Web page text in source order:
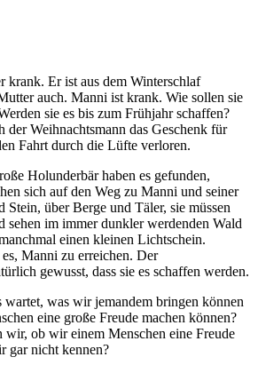
krank. Er ist aus dem Winterschlaf
auch. Manni ist krank. Wie sollen sie
sie es bis zum Frühjahr schaffen?
der Weihnachtsmann das Geschenk für
Fahrt durch die Lüfte verloren.
Holunderbär haben es gefunden,
sich auf den Weg zu Manni und seiner
über Berge und Täler, sie müssen
sehen im immer dunkler werdenden Wald
einen kleinen Lichtschein.
Manni zu erreichen. Der
gewusst, dass sie es schaffen werden.
was wir jemandem bringen können
eine große Freude machen können?
wir, ob wir einem Menschen eine Freude
gar nicht kennen?